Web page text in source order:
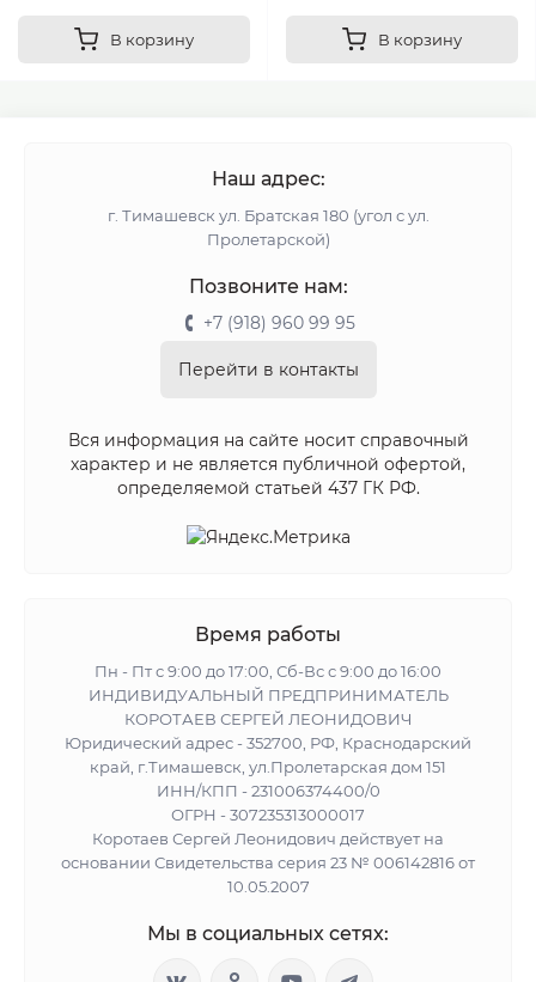
В корзину В корзину
Наш адрес:
г. Тимашевск ул. Братская 180 (угол с ул.
Пролетарской)
Позвоните нам:
+7 (918) 960 99 95
Перейти в контакты
Вся информация на сайте носит справочный
характер и не является публичной офертой,
определяемой статьей 437 ГК РФ.
Время работы
Пн - Пт с 9:00 до 17:00, Сб-Вс с 9:00 до 16:00
ИНДИВИДУАЛЬНЫЙ ПРЕДПРИНИМАТЕЛЬ
КОРОТАЕВ СЕРГЕЙ ЛЕОНИДОВИЧ
Юридический адрес - 352700, РФ, Краснодарский
край, г.Тимашевск, ул.Пролетарская дом 151
ИНН/КПП - 231006374400/0
ОГРН - 307235313000017
Коротаев Сергей Леонидович действует на
основании Свидетельства серия 23 № 006142816 от
10.05.2007
Мы в социальных сетях: